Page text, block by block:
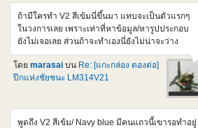
ถ้ามีใครทำ V2 สีเข้มนี่ขึ้นมา แทบจะเป็นตัวแรกๆ
ในวงการเลย เพราะเท่าที่หาข้อมูล/หารูปประกอบ
ยังไม่เจอเลย ส่วนถ้าจะทำเองนี่ยังไม่น่าจะว่าง
จนกว่างานโครงการที่กำลังทำ จะได้เริ่มขึ้นมาโน่น
ส่วน Meeting คงรอติดตามผ่านเวป/Facebook
ของเวปเหมือนเดิมแหละครับ
โดย marasai บน Re: [แกะกล่อง ดองต่อ]
ปีกแห่งชัยชนะ LM314V21
พูดถึง V2 สีเข้ม/ Navy blue มีคนแถวนี้เขารอทำอยู่